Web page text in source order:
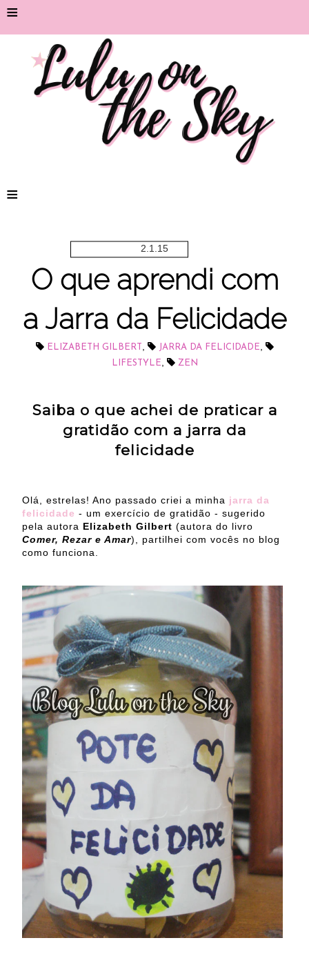
≡
≡
2.1.15
O que aprendi com
a Jarra da Felicidade
ELIZABETH GILBERT , JARRA DA FELICIDADE,
LIFESTYLE, ZEN
Saiba o que achei de praticar a
gratidão com a jarra da
felicidade
Olá, estrelas! Ano passado criei a minha jarra da
felicidade - um exercício de gratidão - sugerido
pela autora Elizabeth Gilbert (autora do livro
Comer, Rezar e Amar), partilhei com vocês no blog
como funciona.